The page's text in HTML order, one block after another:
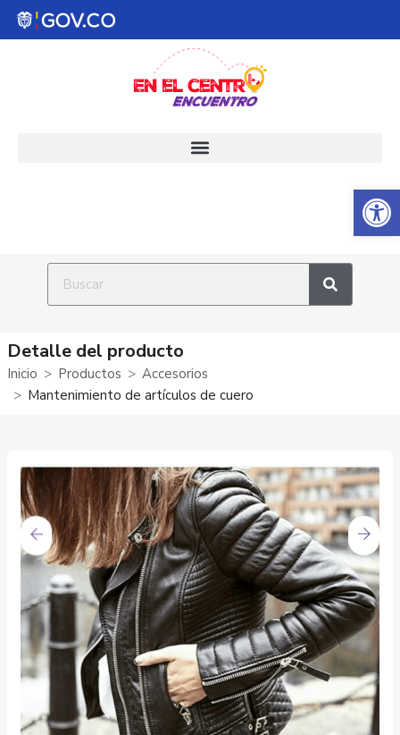
Abrir
Detalle del producto
Inicio Productos
Accesorios
Mantenimiento de artículos de cuero